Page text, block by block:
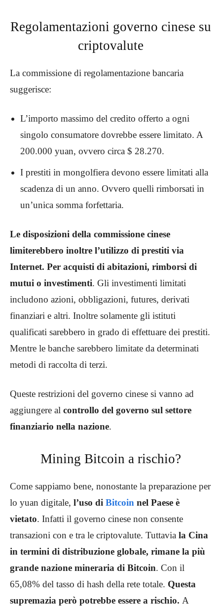
Regolamentazioni governo cinese su
criptovalute
La commissione di regolamentazione bancaria
suggerisce:
L’importo massimo del credito offerto a ogni
singolo consumatore dovrebbe essere limitato. A
200.000 yuan, ovvero circa $ 28.270.
I prestiti in mongolfiera devono essere limitati alla
scadenza di un anno. Ovvero quelli rimborsati in
un’unica somma forfettaria.
Le disposizioni della commissione cinese
limiterebbero inoltre l’utilizzo di prestiti via
Internet. Per acquisti di abitazioni, rimborsi di
mutui o investimenti. Gli investimenti limitati
includono azioni, obbligazioni, futures, derivati ​​
finanziari e altri. Inoltre solamente gli istituti
qualificati sarebbero in grado di effettuare dei prestiti.
Mentre le banche sarebbero limitate da determinati
metodi di raccolta di terzi.
Queste restrizioni del governo cinese si vanno ad
aggiungere al controllo del governo sul settore
finanziario nella nazione.
Mining Bitcoin a rischio?
Come sappiamo bene, nonostante la preparazione per
lo yuan digitale, l’uso di Bitcoin nel Paese è
vietato. Infatti il governo cinese non consente
transazioni con e tra le criptovalute. Tuttavia la Cina
in termini di distribuzione globale, rimane la più
grande nazione mineraria di Bitcoin. Con il
65,08% del tasso di hash della rete totale. Questa
supremazia però potrebbe essere a rischio. A